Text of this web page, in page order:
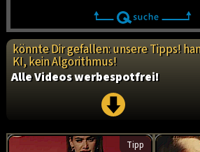
könnte Dir gefallen: unsere Tipps!
KI, kein Algorithmus!
Alle Videos werbespotfrei!
Tipp